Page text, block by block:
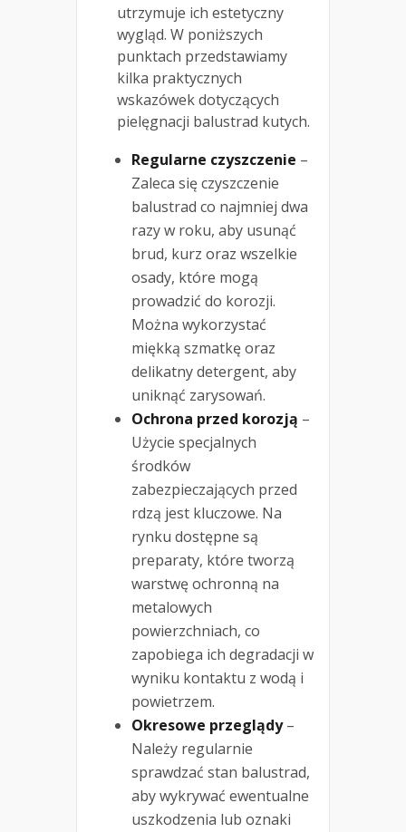
utrzymuje ich estetyczny
wygląd. W poniższych
punktach przedstawiamy
kilka praktycznych
wskazówek dotyczących
pielęgnacji balustrad kutych.
Regularne czyszczenie –
Zaleca się czyszczenie
balustrad co najmniej dwa
razy w roku, aby usunąć
brud, kurz oraz wszelkie
osady, które mogą
prowadzić do korozji.
Można wykorzystać
miękką szmatkę oraz
delikatny detergent, aby
uniknąć zarysowań.
Ochrona przed korozją –
Użycie specjalnych
środków
zabezpieczających przed
rdzą jest kluczowe. Na
rynku dostępne są
preparaty, które tworzą
warstwę ochronną na
metalowych
powierzchniach, co
zapobiega ich degradacji w
wyniku kontaktu z wodą i
powietrzem.
Okresowe przeglądy–
Należy regularnie
sprawdzać stan balustrad,
aby wykrywać ewentualne
uszkodzenia lub oznaki